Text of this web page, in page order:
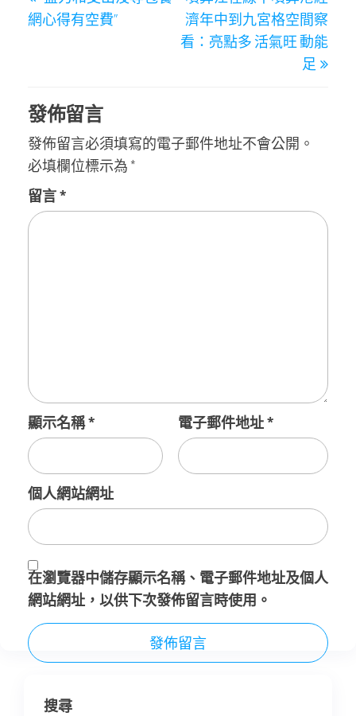
章
導
網心得有空費”
濟年中到九宮格空間察
看：亮點多 活氣旺 動能
足
發佈留言
發佈留言必須填寫的電子郵件地址不會公開。
必填欄位標示為 *
留言*
顯示名稱* 電子郵件地址*
個人網站網址
在瀏覽器中儲存顯示名稱、電子郵件地址及個人
網站網址，以供下次發佈留言時使用。
搜尋